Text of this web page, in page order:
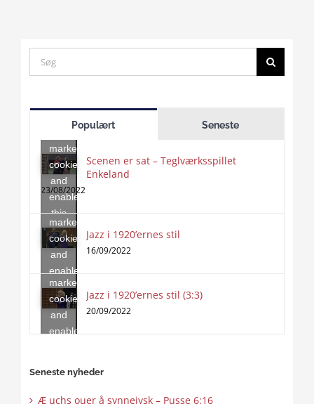
Search
for:
Populært Seneste
accept
marketing
cookies
and
enable
this
content
Scenen er sat – Teglværksspillet
Enkeland
23/08/2022
Click
to
marketing
cookies
and
enable
this
content
Jazz i 1920’ernes stil
16/09/2022
Click
to
accept
marketing
cookies
and
enable
Jazz i 1920’ernes stil (3:3)
20/09/2022
Seneste nyheder
Æ uchs ouer å synnejysk – Pusse 6:16